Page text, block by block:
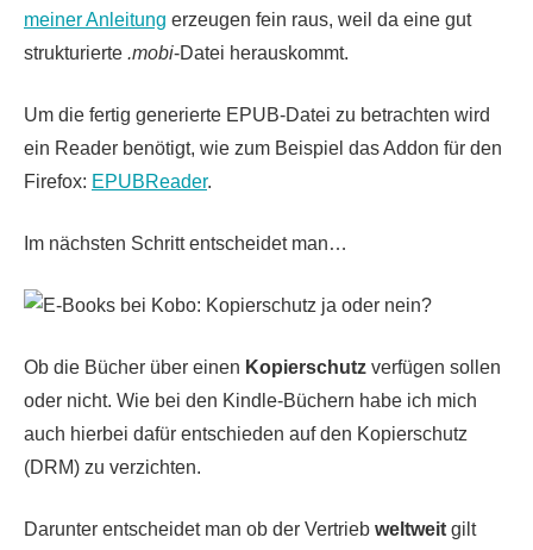
meiner Anleitung erzeugen fein raus, weil da eine gut
strukturierte .mobi-Datei herauskommt.
Um die fertig generierte EPUB-Datei zu betrachten wird
ein Reader benötigt, wie zum Beispiel das Addon für den
Firefox: EPUBReader.
Im nächsten Schritt entscheidet man…
Ob die Bücher über einen Kopierschutz verfügen sollen
oder nicht. Wie bei den Kindle-Büchern habe ich mich
auch hierbei dafür entschieden auf den Kopierschutz
(DRM) zu verzichten.
Darunter entscheidet man ob der Vertrieb weltweit gilt